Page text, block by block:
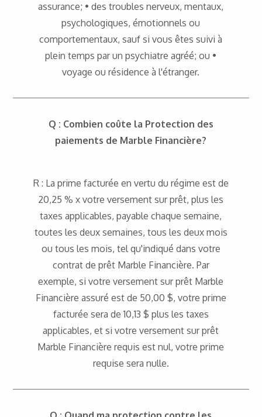
assurance; • des troubles nerveux, mentaux,
psychologiques, émotionnels ou
comportementaux, sauf si vous êtes suivi à
plein temps par un psychiatre agréé; ou •
voyage ou résidence à l'étranger.
Q : Combien coûte la Protection des
paiements de Marble Financière?
R : La prime facturée en vertu du régime est de
20,25 % x votre versement sur prêt, plus les
taxes applicables, payable chaque semaine,
toutes les deux semaines, tous les deux mois
ou tous les mois, tel qu'indiqué dans votre
contrat de prêt Marble Financière. Par
exemple, si votre versement sur prêt Marble
Financière assuré est de 50,00 $, votre prime
facturée sera de 10,13 $ plus les taxes
applicables, et si votre versement sur prêt
Marble Financière requis est nul, votre prime
requise sera nulle.